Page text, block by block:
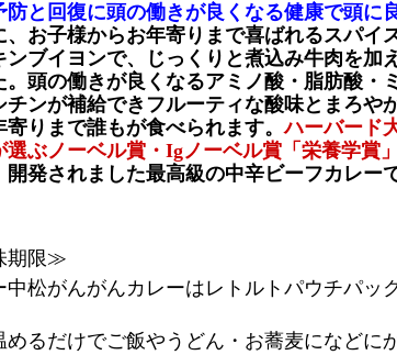
と回復に頭の働きが良くなる健康で頭に
、お子様からお年寄りまで喜ばれるスパイ
ンブイヨンで、じっくりと煮込み牛肉を加
。頭の働きが良くなるアミノ酸・脂肪酸・
チンが補給できフルーティな酸味とまろや
寄りまで誰もが食べられます。ハーバード
選ぶノーベル賞・Igノーベル賞「栄養学賞
発されました最高級の中辛ビーフカレーで
期限≫
中松がんがんカレーはレトルトパウチパッ
めるだけでご飯やうどん・お蕎麦になどに